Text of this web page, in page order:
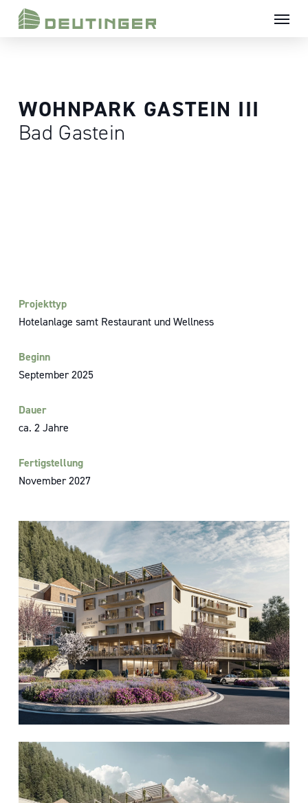
Menü
WOHNPARK GASTEIN III
Bad Gastein
Projekttyp
Hotelanlage samt Restaurant und Wellness
Beginn
September 2025
Dauer
ca. 2 Jahre
Fertigstellung
November 2027